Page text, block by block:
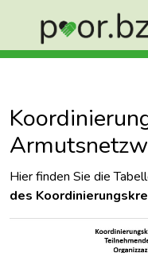
Hier finden Sie die
des